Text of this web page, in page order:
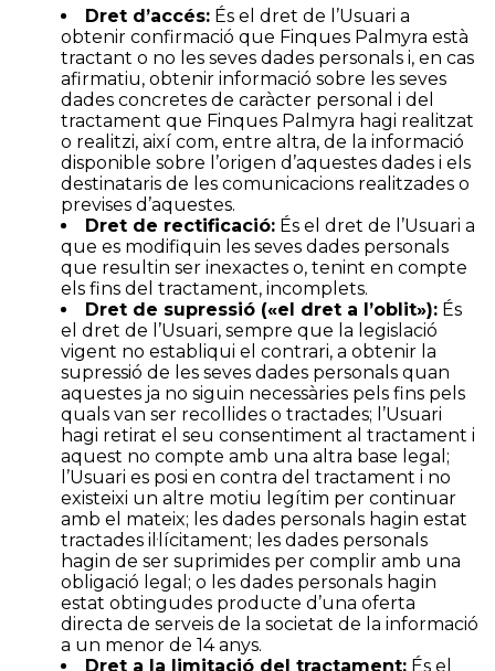
Dret d’accés: És el dret de l’Usuari a
obtenir confirmació que Finques Palmyra està
tractant o no les seves dades personals i, en cas
afirmatiu, obtenir informació sobre les seves
dades concretes de caràcter personal i del
tractament que Finques Palmyra hagi realitzat
o realitzi, així com, entre altra, de la informació
disponible sobre l’origen d’aquestes dades i els
destinataris de les comunicacions realitzades o
previses d’aquestes.
Dret de rectificació: És el dret de l’Usuari a
que es modifiquin les seves dades personals
que resultin ser inexactes o, tenint en compte
els fins del tractament, incomplets.
Dret de supressió («el dret a l’oblit»): És
el dret de l’Usuari, sempre que la legislació
vigent no establiqui el contrari, a obtenir la
supressió de les seves dades personals quan
aquestes ja no siguin necessàries pels fins pels
quals van ser recollides o tractades; l’Usuari
hagi retirat el seu consentiment al tractament i
aquest no compte amb una altra base legal;
l’Usuari es posi en contra del tractament i no
existeixi un altre motiu legítim per continuar
amb el mateix; les dades personals hagin estat
tractades il·lícitament; les dades personals
hagin de ser suprimides per complir amb una
obligació legal; o les dades personals hagin
estat obtingudes producte d’una oferta
directa de serveis de la societat de la informació
a un menor de 14 anys.
Dret a la limitació del tractament: És el